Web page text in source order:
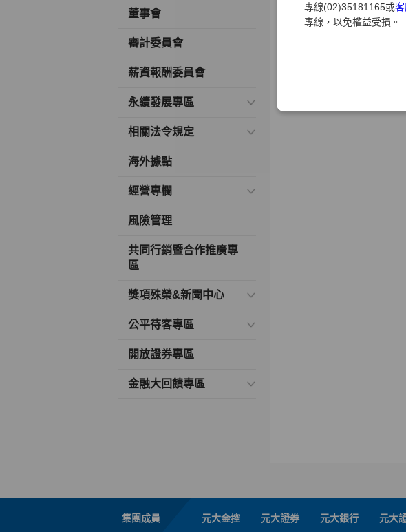
專線(02)35181165或
專線，以免權益受損。
董事會
審計委員會
薪資報酬委員會
永續發展專區
相關法令規定
海外據點
經營專欄
風險管理
共同行銷暨合作推廣專
區
獎項殊榮&新聞中心
公平待客專區
開放證券專區
金融大回饋專區
集團成員 元大金控 元大證券 元大銀行 元大